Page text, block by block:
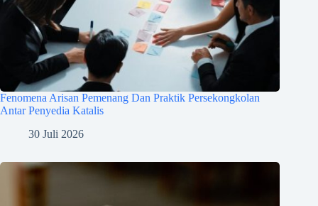
Fenomena Arisan Pemenang Dan Praktik Persekongkolan
Antar Penyedia Katalis
30 Juli 2026